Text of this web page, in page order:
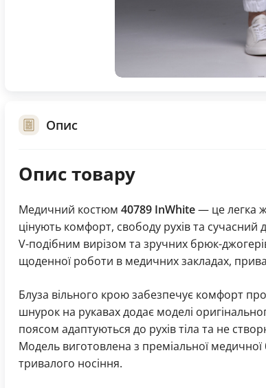
Опис
Опис товару
Медичний костюм 40789 InWhite— це легка
цінують комфорт, свободу рухів та сучасний
V-подібним вирізом та зручних брюк-
щоденної роботи в медичних закладах,
Блуза вільного крою забезпечує комфорт
шнурок на рукавах додає моделі
поясом адаптуються до рухів тіла та не
Модель виготовлена з преміальної
тривалого носіння.